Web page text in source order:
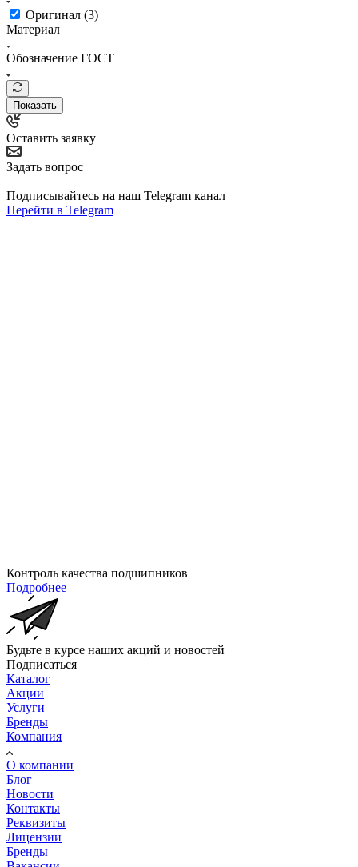
Оригинал (3)
Материал
Обозначение ГОСТ
Показать
Оставить заявку
Задать вопрос
Подписывайтесь на наш Telegram канал
Перейти в Telegram
Контроль качества подшипников
Подробнее
Будьте в курсе наших акций и новостей
Подписаться
Каталог
Акции
Услуги
Бренды
Компания
О компании
Блог
Новости
Контакты
Реквизиты
Лицензии
Бренды